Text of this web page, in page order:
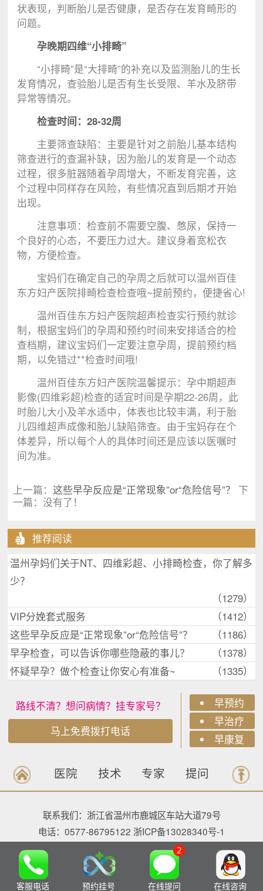
状表现，判断胎儿是否健康，是否存在发育畸形的
问题。
孕晚期四维“小排畸”
“小排畸”是“大排畸”的补充以及监测胎儿的生长
发育情况，查验胎儿是否有生长受限、羊水及脐带
异常等情况。
检查时间：28-32周
主要筛查缺陷：主要是针对之前胎儿基本结构
筛查进行的查漏补缺，因为胎儿的发育是一个动态
过程，很多脏器随着孕周增大，不断发育完善，这
个过程中同样存在风险，有些情况直到后期才开始
出现。
注意事项：检查前不需要空腹、憋尿，保持一
个良好的心态，不要压力过大。建议身着宽松衣
物，方便检查。
宝妈们在确定自己的孕周之后就可以温州百佳
东方妇产医院排畸检查检查哦~提前预约，便捷省心!
温州百佳东方妇产医院超声检查实行预约就诊
制，根据宝妈们的孕周和预约时间来安排适合的检
查档期，建议宝妈们一定要注意孕周，提前预约档
期，以免错过**检查时间哦!
温州百佳东方妇产医院温馨提示：孕中期超声
影像(四维彩超)检查的适宜时间是孕期22-26周，此
时胎儿大小及羊水适中，体表也比较丰满，利于胎
儿四维超声成像和胎儿缺陷筛查。由于宝妈存在个
体差异，所以每个人的具体时间还是应该以医嘱时
间为准。
上一篇：这些早孕反应是“正常现象”or“危险信号”？
下
一篇：没有了！
推荐阅读
温州孕妈们关于NT、四维彩超、小排畸检查，你了解多
少？
（1279）
VIP分娩套式服务
（1412）
这些早孕反应是“正常现象”or“危险信号”？
（1186）
早孕检查，可以告诉你哪些隐蔽的事儿？
（1378）
怀疑早孕？做个检查让你安心有准备~
（1335）
路线不清？想问病情？挂专家号？
马上免费拨打电话
早预约
早治疗
早康复
医院 技术 专家 提问
联系我们：浙江省温州市鹿城区车站大道79号
电话：0577-86795122 浙ICP备13028340号-1
客服电话 预约挂号 在线提问 在线咨询